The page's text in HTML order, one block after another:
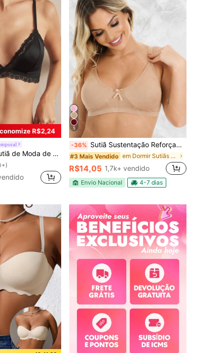
R$2,24
com Renda de Contraste para Mulheres
5
-36% Sutiã Sustentação Reforçado Sem Aro Sem Bojo Conforto Dia Dia - Sutia Normal
#3 Mais Vendido em Dormir Sutiãs e bralettes femininos
R$14,05 1,7k+ vendido
Envio Nacional 4-7 dias